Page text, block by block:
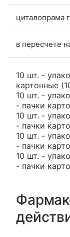
циталопрама
в пересчете
10 шт. -
картонные
10 шт. -
- пачки
10 шт. -
- пачки
10 шт. -
- пачки
10 шт. -
- пачки